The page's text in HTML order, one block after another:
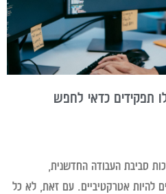
תפקידים כדאי לחפש
סביבת העבודה החדשנית,
להיות אטרקטיביים. עם זאת, לא כל